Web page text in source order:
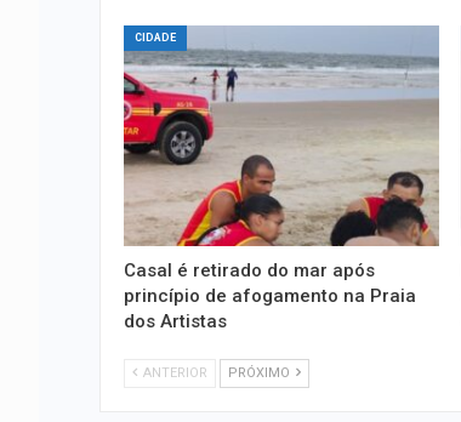
CIDADE
Casal é retirado do mar após
princípio de afogamento na Praia
dos Artistas
ANTERIOR PRÓXIMO